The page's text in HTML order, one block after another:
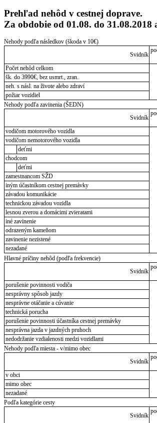
Prehľad nehôd v cestnej doprave.
Za obdobie od 01.08. do
Nehody podľa následkov (škoda v 10€)
Svidník
Počet nehôd celkom
šk. do 3990€, bez usmrt., zran.
neh. s násl. na živote alebo zdraví
požiar vozidiel
Nehody podľa zavinenia (ŠEDN)
Svidník
vodičom motorového vozidla
vodičom nemotorového vozidla
deťmi
chodcom
deťmi
zamestnancom SŽD
iným účastníkom cestnej premávky
závadou komunikácie
technickou závadou vozidla
lesnou zverou a domácimi zvieratami
iné zavinenie
odrazeným kameňom
zavinenie nezistené
nezadané
Hlavné príčiny nehôd (podľa frekvencie)
Svidník
porušenie povinnosti vodiča
nesprávny spôsob jazdy
nesprávne otáčanie a cúvanie
technická porucha
porušenie povinnosti účastníka cestnej premávky
nesprávna jazda v jazdných pruhoch
nedodržanie vzdialenosti medzi vozidlami
Nehody podľa miesta - v/mimo obec
Svidník
v obci
mimo obec
nezadané
Podľa kategórie cesty
Svidník